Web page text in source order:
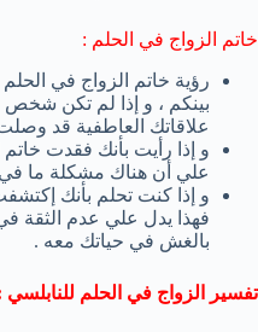
خاتم الزواج في الحلم :
رؤية خاتم الزواج في
بينكم ، و إذا لم تكن شخص
علاقاتك العاطفية قد
و إذا رأيت بأنك فقدت
علي أن هناك مشكلة ما في
و إذا كنت تحلم بأنك
فهذا يدل علي عدم الثقة
بالغش في حياتك معه .
تفسير الزواج في الحلم للنابلسي